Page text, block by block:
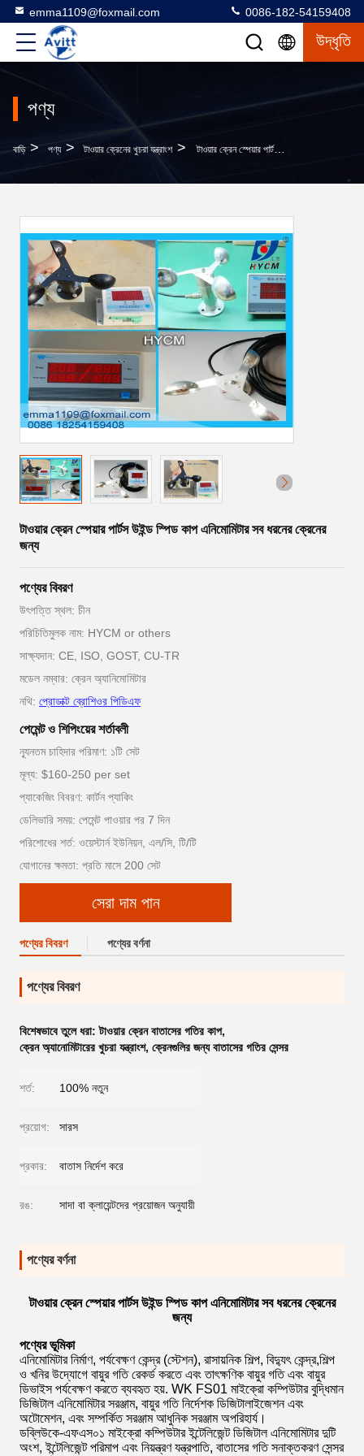
emma1109@foxmail.com 0086-182-54159408
উদ্ধৃতি
পণ্য
বাড়ি > পণ্য > টাওয়ার ক্রেনের খুচরা যন্ত্রাংশ > টাওয়ার ক্রেন স্পেয়ার পার্টস উইন্ড স্পিড কাপ এনিমোমিটার সব ধরনের ক্রেনের জন্য
টাওয়ার ক্রেন স্পেয়ার পার্টস উইন্ড স্পিড কাপ এনিমোমিটার সব ধরনের ক্রেনের
জন্য
পণ্যের বিবরণ
উৎপত্তি স্থল: চীন
পরিচিতিমুলক নাম: HYCM or others
সাক্ষ্যদান: CE, ISO, GOST, CU-TR
মডেল নম্বার: ক্রেন অ্যানিমোমিটার
নথি: প্রোডাক্ট ব্রোশিওর পিডিএফ
পেমেন্ট ও শিপিংয়ের শর্তাবলী
ন্যূনতম চাহিদার পরিমাণ: ১টি সেট
মূল্য: $160-250 per set
প্যাকেজিং বিবরণ: কার্টন প্যাকিং
ডেলিভারি সময়: পেমেন্ট পাওয়ার পর 7 দিন
পরিশোধের শর্ত: ওয়েস্টার্ন ইউনিয়ন, এল/সি, টি/টি
যোগানের ক্ষমতা: প্রতি মাসে 200 সেট
সেরা দাম পান
পণ্যের বিবরণ পণ্যের বর্ণনা
পণ্যের বিবরণ
বিশেষভাবে তুলে ধরা:টাওয়ার ক্রেন বাতাসের গতির কাপ,
ক্রেন অ্যানোমিটারের খুচরা যন্ত্রাংশ, ক্রেনগুলির জন্য বাতাসের গতির সেন্সর
শর্ত: 100% নতুন
প্রয়োগ: সারস
প্রকার: বাতাস নির্দেশ করে
রঙ: সাদা বা ক্লায়েন্টদের প্রয়োজন অনুযায়ী
পণ্যের বর্ণনা
টাওয়ার ক্রেন স্পেয়ার পার্টস উইন্ড স্পিড কাপ এনিমোমিটার সব ধরনের ক্রেনের
জন্য
পণ্যের ভূমিকা
এনিমোমিটার নির্মাণ, পর্যবেক্ষণ কেন্দ্র (স্টেশন), রাসায়নিক শিল্প, বিদ্যুৎ কেন্দ্র,শিল্প
ও খনির উদ্যোগে বায়ুর গতি রেকর্ড করতে এবং তাৎক্ষণিক বায়ুর গতি এবং বায়ুর
ডিভাইস পর্যবেক্ষণ করতে ব্যবহৃত হয়. WK FS01 মাইক্রো কম্পিউটার বুদ্ধিমান
ডিজিটাল এনিমোমিটার সরঞ্জাম, বায়ুর গতি নির্দেশক ডিজিটালাইজেশন এবং
অটোমেশন, এবং সম্পর্কিত সরঞ্জাম আধুনিক সরঞ্জাম অপরিহার্য।
ডব্লিউকে-এফএস০১ মাইক্রো কম্পিউটার ইন্টেলিজেন্ট ডিজিটাল এনিমোমিটার দুটি
অংশ, ইন্টেলিজেন্ট পরিমাপ এবং নিয়ন্ত্রণ যন্ত্রপাতি, বাতাসের গতি সনাক্তকরণ সেন্সর